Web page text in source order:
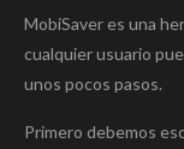
MobiSaver es una
cualquier usuario
unos pocos pasos.
Primero debemos